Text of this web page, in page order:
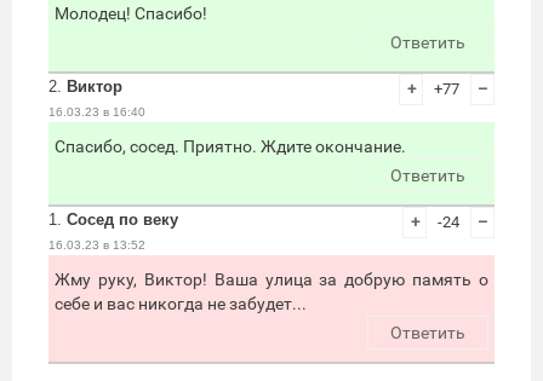
Молодец! Спасибо!
Ответить
2. Виктор
16.03.23 в 16:40
+ +77 –
Спасибо, сосед. Приятно. Ждите окончание.
Ответить
1. Сосед по веку
16.03.23 в 13:52
+ -24 –
Жму руку, Виктор! Ваша улица за добрую память о
себе и вас никогда не забудет...
Ответить